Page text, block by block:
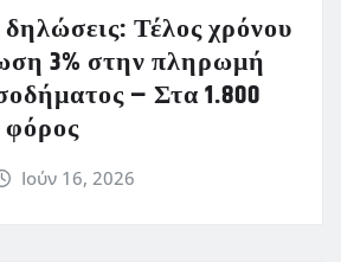
Τέλος χρόνου
3% στην πληρωμή
– Στα 1.800
Ιούν 16, 2026